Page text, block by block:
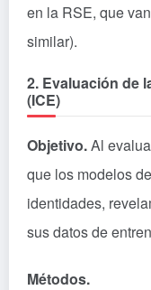
en la RSE, que
similar).
2. Evaluación de
(ICE)
Objetivo.Al
que los modelos
identidades,
sus datos de
Métodos.